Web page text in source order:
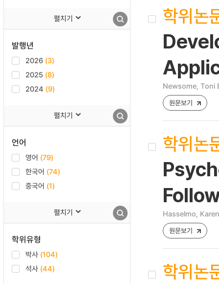
펼치기
발행년
2026 (3)
2025 (8)
2024 (9)
펼치기
언어
영어 (79)
한국어 (74)
중국어 (1)
펼치기
학위유형
박사 (104)
석사 (44)
학위논
Newsome, Toni
원문보기
학위논
Hasselmo, Karen
원문보기
학위논